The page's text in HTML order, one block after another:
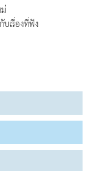
เรื่องที่ฟัง